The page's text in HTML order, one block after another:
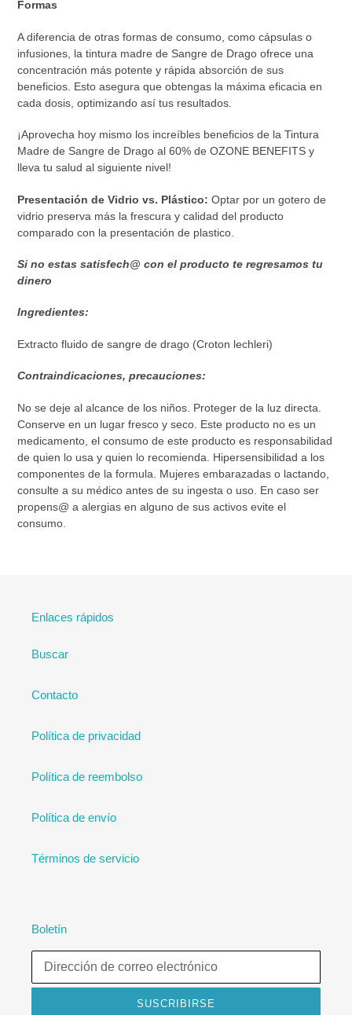
Formas
A diferencia de otras formas de consumo, como cápsulas o
infusiones, la tintura madre de Sangre de Drago ofrece una
concentración más potente y rápida absorción de sus
beneficios. Esto asegura que obtengas la máxima eficacia en
cada dosis, optimizando así tus resultados.
¡Aprovecha hoy mismo los increíbles beneficios de la Tintura
Madre de Sangre de Drago al 60% de OZONE BENEFITS y
lleva tu salud al siguiente nivel!
Presentación de Vidrio vs. Plástico: Optar por un gotero de
vidrio preserva más la frescura y calidad del producto
comparado con la presentación de plastico.
Si no estas satisfech@ con el producto te regresamos tu
dinero
Ingredientes:
Extracto fluido de sangre de drago (Croton lechleri)
Contraindicaciones, precauciones:
No se deje al alcance de los niños. Proteger de la luz directa.
Conserve en un lugar fresco y seco. Este producto no es un
medicamento, el consumo de este producto es responsabilidad
de quien lo usa y quien lo recomienda. Hipersensibilidad a los
componentes de la formula. Mujeres embarazadas o lactando,
consulte a su médico antes de su ingesta o uso. En caso ser
propens@ a alergias en alguno de sus activos evite el
consumo.
Enlaces rápidos
Buscar
Contacto
Política de privacidad
Política de reembolso
Política de envío
Términos de servicio
Boletín
SUSCRIBIRSE